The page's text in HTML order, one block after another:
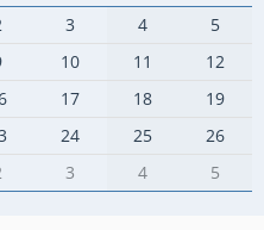
3 4
5
10 11
12
17 18
19
24 25
26
3 4 5